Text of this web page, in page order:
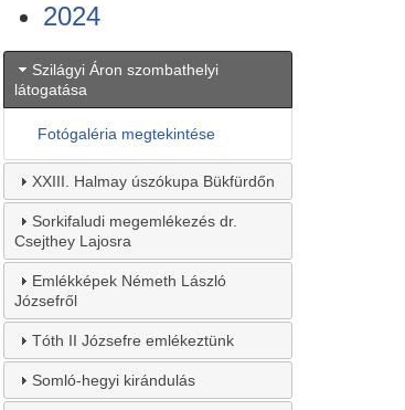
2024
Szilágyi Áron szombathelyi
látogatása
Fotógaléria megtekintése
XXIII. Halmay úszókupa Bükfürdőn
Sorkifaludi megemlékezés dr.
Csejthey Lajosra
Emlékképek Németh László
Józsefről
Tóth II Józsefre emlékeztünk
Somló-hegyi kirándulás